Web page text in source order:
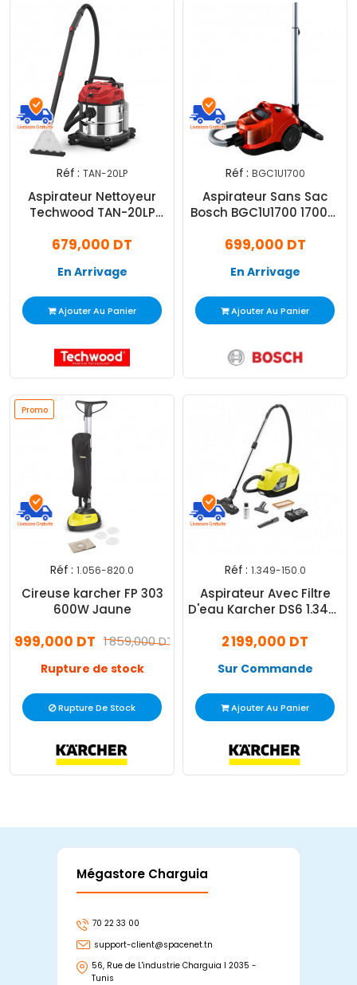
Réf : TAN-20LP
Aspirateur Nettoyeur
Techwood TAN-20LP
679,000 DT
En Arrivage
Ajouter Au Panier
Réf : BGC1U1700
Aspirateur Sans Sac
Bosch BGC1U1700 1700W
699,000 DT
En Arrivage
Ajouter Au Panier
Promo
Réf : 1.056-820.0
Cireuse karcher FP 303
600W Jaune
1 859,000 DT
999,000 DT
Rupture de stock
Rupture De Stock
Réf : 1.349-150.0
Aspirateur Avec Filtre
D'eau Karcher DS6 1.349-
2 199,000 DT
Sur Commande
Ajouter Au Panier
Mégastore Charguia
70 22 33 00
support-client@spacenet.tn
56, Rue de L'industrie Charguia I 2035 -
Tunis